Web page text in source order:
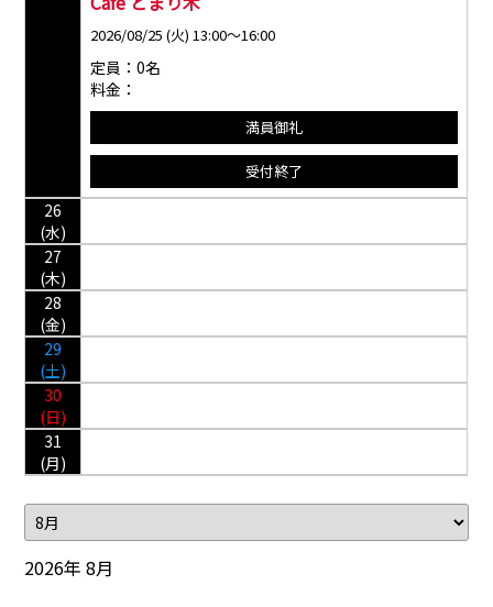
2026/08/25 (火) 13:00～16:00
定員：0名
料金：
満員御礼
受付終了
26
(水)
27
(木)
28
(金)
29
(土)
30
(日)
31
(月)
2026年 8月